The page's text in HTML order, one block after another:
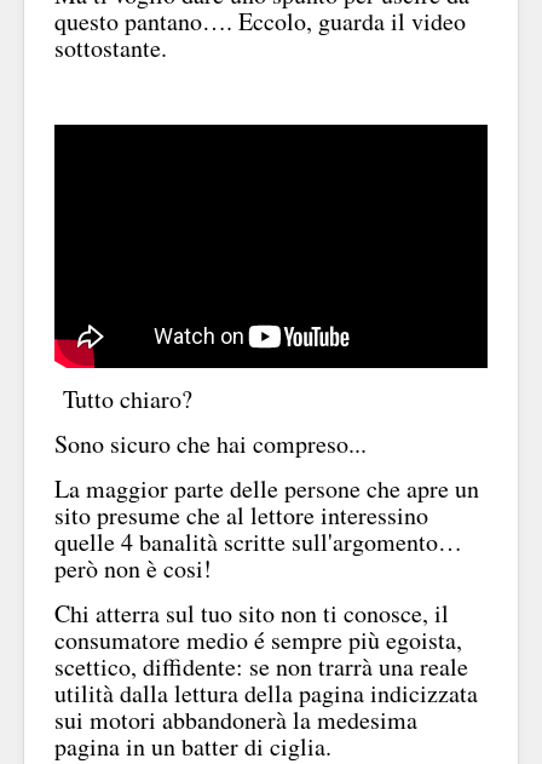
questo pantano…. Eccolo, guarda il video
sottostante.
Tutto chiaro?
Sono sicuro che hai compreso...
La maggior parte delle persone che apre un
sito presume che al lettore interessino
quelle 4 banalità scritte sull'argomento…
però non è cosi!
Chi atterra sul tuo sito non ti conosce, il
consumatore medio é sempre più egoista,
scettico, diffidente: se non trarrà una reale
utilità dalla lettura della pagina indicizzata
sui motori abbandonerà la medesima
pagina in un batter di ciglia.